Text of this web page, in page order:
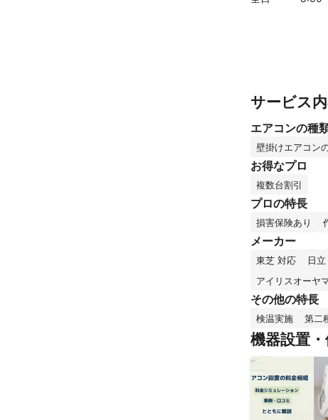
サービス
エアコンの種
壁掛けエアコン
お得なプロ
複数台割引
プロの特長
損害保険あり
メーカー
東芝 対応 日
アイリスオーヤ
その他の特長
検温実施 第二
機器設置